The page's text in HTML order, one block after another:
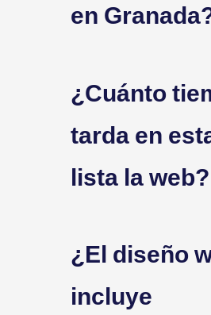
en
¿Cuánto
tarda en
lista la web?
¿El diseño
incluye